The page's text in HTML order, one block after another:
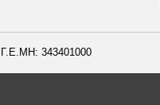
343401000